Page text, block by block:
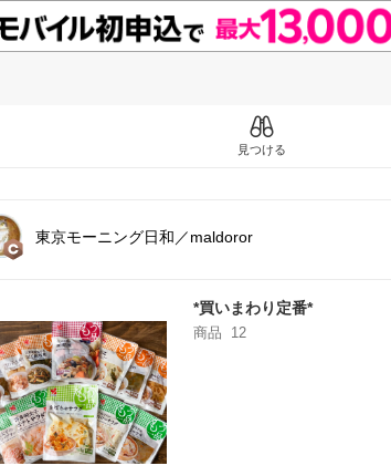
見つける
東京モーニング日和／maldoror
*買いまわり定番*
商品 12